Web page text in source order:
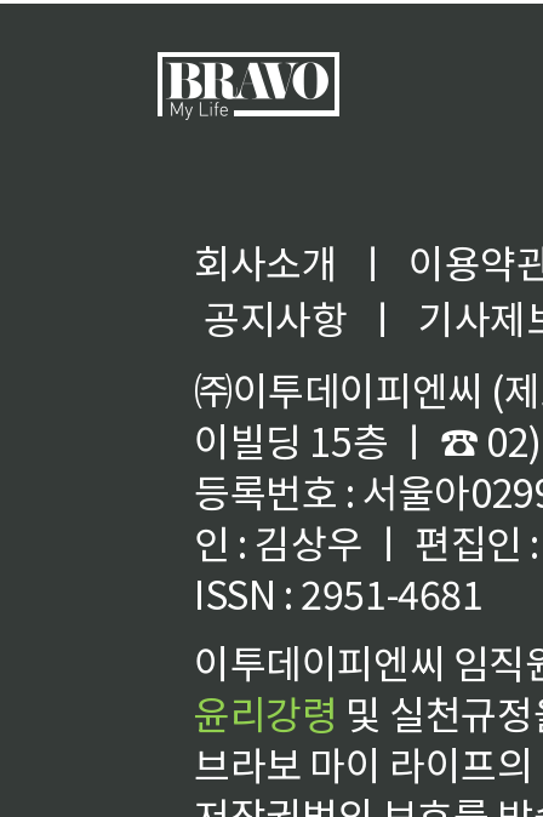
회사소개 ㅣ
이용약
공지사항
ㅣ
기사제
㈜이투데이피엔씨 (
이빌딩 15층 ㅣ ☎
등록번호 : 서울아
인 : 김상우 ㅣ 편집인
ISSN : 2951-4681
이투데이피엔씨 임
윤리강령 및 실천규
브라보 마이 라이프